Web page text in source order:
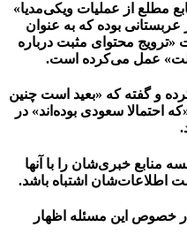
مطلع از عملیات ویکی‌مدیا»
یکی از این ۱۶ کاربر عربستانی بوده‌ که به عنوان
محتوای مثبت درباره
عمل می‌کرده است.
و گفته که «بعید است چنین
احتمالا سعودی بوده‌اند» در
منابع خبری‌شان را با آنها
اطلاعات‌شان اشتباه باشد.
خصوص این مسئله اظهار